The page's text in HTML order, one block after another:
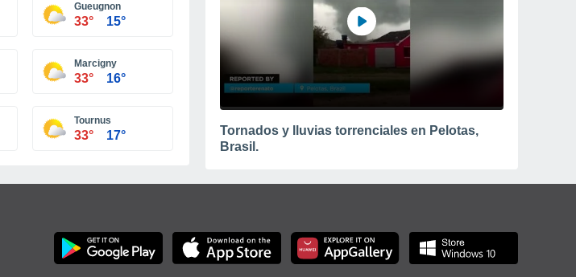
Gueugnon
33° 15°
Marcigny
33° 16°
Tournus
33° 17°
Tornados y lluvias torrenciales en Pelotas,
Brasil.